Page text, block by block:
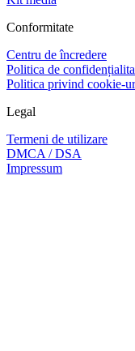
Conformitate
Centru de încredere
Politica de
Politica privind cookie-
Legal
Termeni de utilizare
DMCA / DSA
Impressum